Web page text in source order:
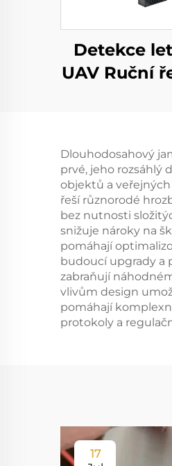
Detekce
UAV Ruční
signálu s
dosahem
Dlouhodosahový
prvé, jeho rozsáhlý
objektů a
řeší různorodé
bez nutnosti
snižuje nároky na
pomáhají
budoucí upgrady a
zabraňují
vlivům design
pomáhají
protokoly a
17